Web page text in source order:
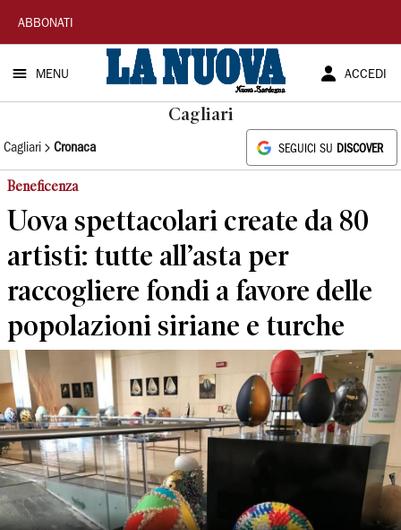
La
Nuova
Sardegna
ABBONATI
MENU ACCEDI
Cagliari
Cagliari Cronaca SEGUICI SU DISCOVER
Beneficenza
Uova spettacolari create da 80
artisti: tutte all’asta per
raccogliere fondi a favore delle
popolazioni siriane e turche